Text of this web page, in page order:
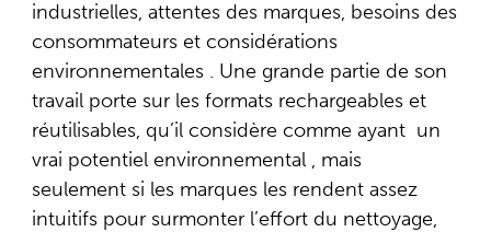
industrielles, attentes des marques, besoins des
consommateurs et considérations
environnementales . Une grande partie de son
travail porte sur les formats rechargeables et
réutilisables, qu’il considère comme ayant un
vrai potentiel environnemental , mais
seulement si les marques les rendent assez
intuitifs pour surmonter l’effort du nettoyage,